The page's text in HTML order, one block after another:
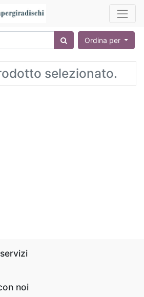
Ordina per
selezionato.
noi